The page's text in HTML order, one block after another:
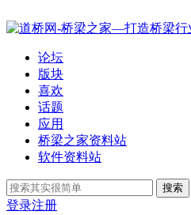
论坛
版块
喜欢
话题
应用
桥梁之家资料站
软件资料站
搜索
登录注册